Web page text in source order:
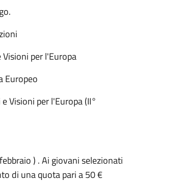
per l'Europa
Europeo
Visioni per l'Europa (II°
) . Ai giovani selezionati
di una quota pari a 50 €